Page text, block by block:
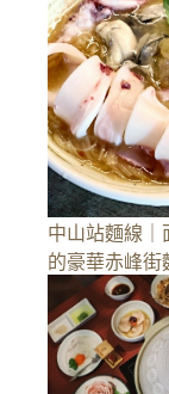
中山站麵線｜
的豪華赤峰街